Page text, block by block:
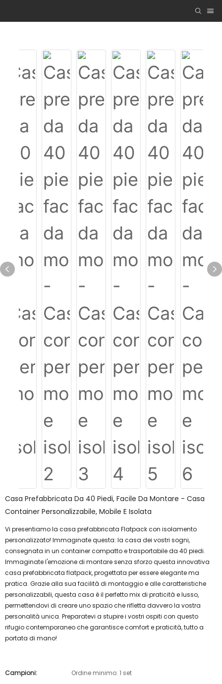
Casa Prefabbricata Da 40 Piedi, Facile Da Montare - Casa
Container Personalizzabile, Mobile E Isolata
Vi presentiamo la casa prefabbricata Flatpack con isolamento
personalizzato! Immaginate questa: la casa dei vostri sogni,
consegnata in un container compatto e trasportabile da 40 piedi.
Immaginate l'emozione di montare senza sforzo questa innovativa
casa prefabbricata flatpack, progettata per essere elegante ma
pratica. Grazie alla sua facilità di montaggio e alle caratteristiche
personalizzabili, questa casa è il perfetto mix di praticità e lusso,
permettendovi di creare uno spazio che rifletta davvero la vostra
personalità unica. Preparatevi a stupire i vostri ospiti con questo
rifugio contemporaneo che garantisce comfort e praticità, tutto a
portata di mano!
Campioni:
Ordine minimo: 1 set